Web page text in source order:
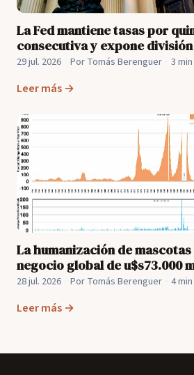
La Fed mantiene tasas por
consecutiva y expone
29 jul. 2026 Por Tomás Berenguer 3 min
Leer más →
La humanización de
negocio global de u$s73.000
28 jul. 2026 Por Tomás Berenguer 4 min
Leer más →